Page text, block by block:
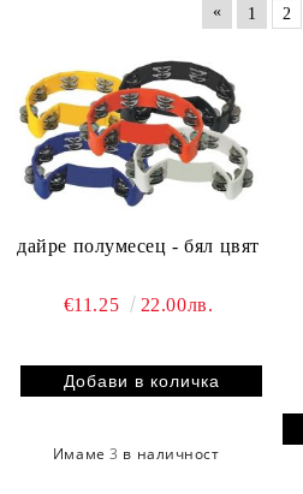
« 1 2
дайре полумесец - бял цвят
€11.25 22.00лв.
Имаме3 в наличност